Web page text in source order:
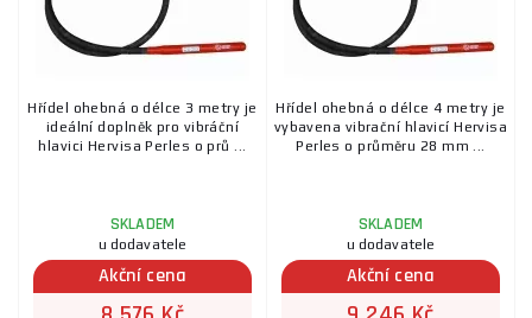
Hřídel ohebná o délce 3 metry je
ideální doplněk pro vibráční
hlavici Hervisa Perles o prů ...
SKLADEM
u dodavatele
Akční cena
Hřídel ohebná o délce 4 metry je
vybavena vibrační hlavicí Hervisa
Perles o průměru 28 mm ...
SKLADEM
u dodavatele
Akční cena